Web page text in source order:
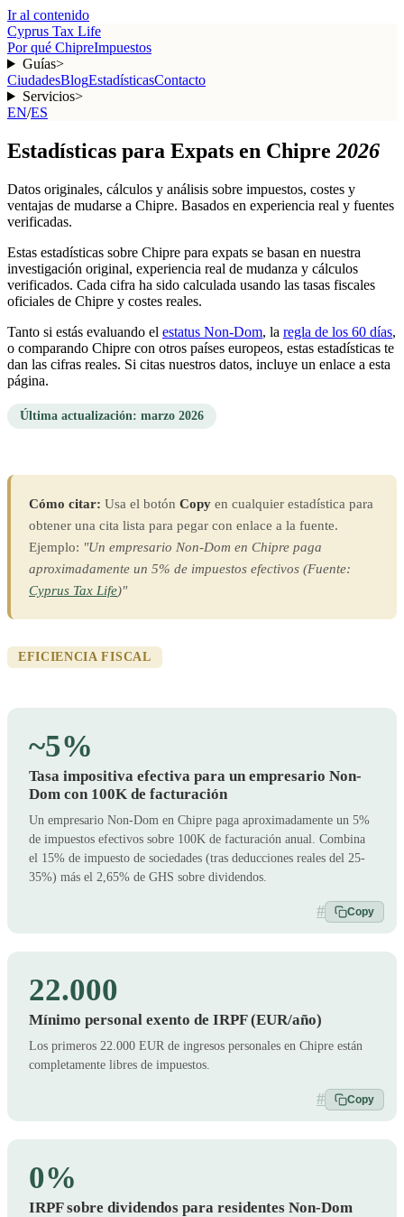
Ir al contenido
Cyprus Tax Life
Por qué ChipreImpuestos
Guías>
CiudadesBlogEstadísticasContacto
Servicios>
EN/ES
Estadísticas para Expats en Chipre 2026
Datos originales, cálculos y análisis sobre impuestos, costes y
ventajas de mudarse a Chipre. Basados en experiencia real y fuentes
verificadas.
Estas estadísticas sobre Chipre para expats se basan en nuestra
investigación original, experiencia real de mudanza y cálculos
verificados. Cada cifra ha sido calculada usando las tasas fiscales
oficiales de Chipre y costes reales.
Tanto si estás evaluando el estatus Non-Dom, la regla de los 60 días,
o comparando Chipre con otros países europeos, estas estadísticas te
dan las cifras reales. Si citas nuestros datos, incluye un enlace a esta
página.
Última actualización: marzo 2026
Cómo citar: Usa el botón Copy en cualquier estadística para
obtener una cita lista para pegar con enlace a la fuente.
Ejemplo: "Un empresario Non-Dom en Chipre paga
aproximadamente un 5% de impuestos efectivos (Fuente:
Cyprus Tax Life)"
EFICIENCIA FISCAL
~5%
Tasa impositiva efectiva para un empresario Non-
Dom con 100K de facturación
Un empresario Non-Dom en Chipre paga aproximadamente un 5%
de impuestos efectivos sobre 100K de facturación anual. Combina
el 15% de impuesto de sociedades (tras deducciones reales del 25-
35%) más el 2,65% de GHS sobre dividendos.
# Copy
22.000
Mínimo personal exento de IRPF (EUR/año)
Los primeros 22.000 EUR de ingresos personales en Chipre están
completamente libres de impuestos.
# Copy
0%
IRPF sobre dividendos para residentes Non-Dom